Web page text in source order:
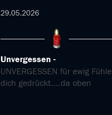
29.05.2026
Unvergessen
UNVERGESSEN für ewig Fühle
dich gedrückt....da oben